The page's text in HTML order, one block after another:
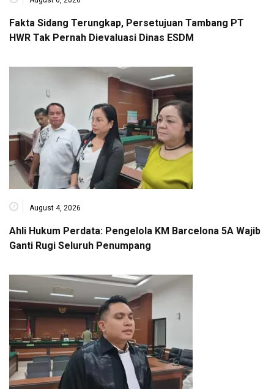
Fakta Sidang Terungkap, Persetujuan Tambang PT
HWR Tak Pernah Dievaluasi Dinas ESDM
August 4, 2026
Ahli Hukum Perdata: Pengelola KM Barcelona 5A Wajib
Ganti Rugi Seluruh Penumpang